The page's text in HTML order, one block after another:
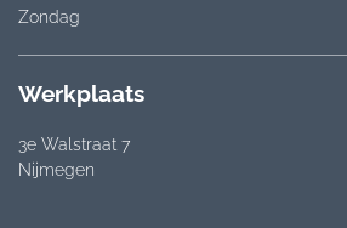
Zondag
Werkplaats
3e Walstraat 7
Nijmegen